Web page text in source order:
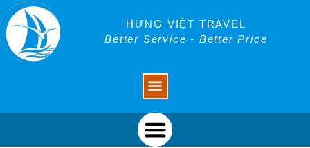
Skip
to
content
HƯNG VIỆT TRAVEL
Better Service - Better Price
Menu